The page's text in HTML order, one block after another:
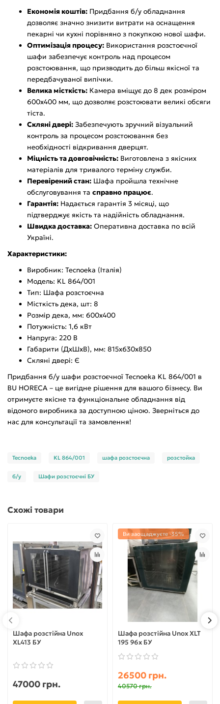
Економія коштів: Придбання б/у обладнання
дозволяє значно знизити витрати на оснащення
пекарні чи кухні порівняно з покупкою нової шафи.
Оптимізація процесу: Використання розстоєчної
шафи забезпечує контроль над процесом
розстоювання, що призводить до більш якісної та
передбачуваної випічки.
Велика місткість: Камера вміщує до 8 дек розміром
600x400 мм, що дозволяє розстоювати великі обсяги
тіста.
Скляні двері: Забезпечують зручний візуальний
контроль за процесом розстоювання без
необхідності відкривання дверцят.
Міцність та довговічність: Виготовлена з якісних
матеріалів для тривалого терміну служби.
Перевірений стан: Шафа пройшла технічне
обслуговування та справно працює.
Гарантія: Надається гарантія 3 місяці, що
підтверджує якість та надійність обладнання.
Швидка доставка: Оперативна доставка по всій
Україні.
Характеристики:
Виробник: Tecnoeka (Італія)
Модель: KL 864/001
Тип: Шафа розстоєчна
Місткість дека, шт: 8
Розмір дека, мм: 600х400
Потужність: 1,6 кВт
Напруга: 220 В
Габарити (ДхШхВ), мм: 815х630х850
Скляні двері: Є
Придбання б/у шафи розстоєчної Tecnoeka KL 864/001 в
BU HORECA – це вигідне рішення для вашого бізнесу. Ви
отримуєте якісне та функціональне обладнання від
відомого виробника за доступною ціною. Зверніться до
нас для консультації та замовлення!
Tecnoeka KL 864/001 шафа розстоєчна розстойка
б/у Шафи розстоєчні БУ
Схожі товари
Шафа розстійна Unox
XL413 БУ
47000 грн.
Ви заощаджуєте -35%
Шафа розстійна Unox XLT
195 96х БУ
26500 грн.
40570 грн.